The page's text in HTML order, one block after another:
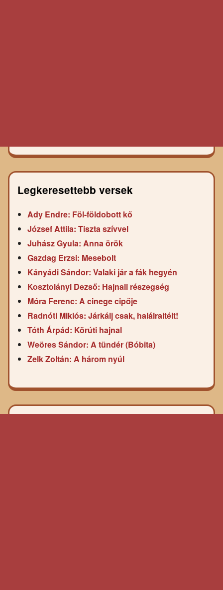
Legkeresettebb versek
Ady Endre: Föl-földobott kő
József Attila: Tiszta szívvel
Juhász Gyula: Anna örök
Gazdag Erzsi: Mesebolt
Kányádi Sándor: Valaki jár a fák hegyén
Kosztolányi Dezső: Hajnali részegség
Móra Ferenc: A cinege cipője
Radnóti Miklós: Járkálj csak, halálraitélt!
Tóth Árpád: Körúti hajnal
Weöres Sándor: A tündér (Bóbita)
Zelk Zoltán: A három nyúl